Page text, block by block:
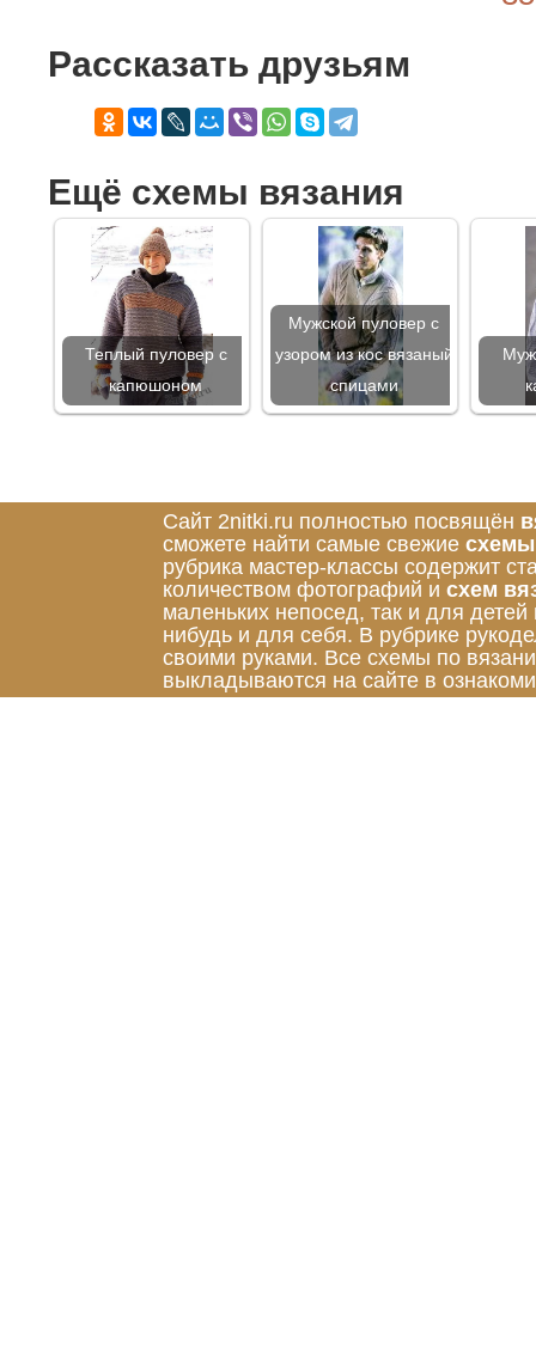
Рассказать друзьям
Ещё схемы вязания
Теплый пуловер с
капюшоном
Мужской пуловер с
узором из кос вязаный
спицами
Сайт 2nitki.ru полностью посвящён
сможете найти самые свежие схемы
рубрика мастер-классы содержит
количеством фотографий и схем
маленьких непосед, так и для
нибудь и для себя. В рубрике
своими руками. Все схемы по
выкладываются на сайте в